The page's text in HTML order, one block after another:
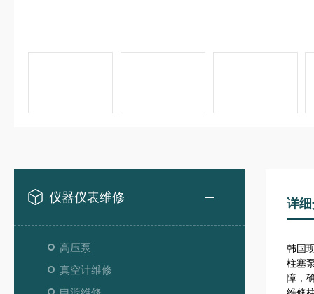
仪器仪表维修
高压泵
真空计维修
详
韩国
柱塞
障，